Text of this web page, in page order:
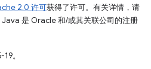
2.0 许可获得了许可。有关详情，请
Java 是 Oracle 和/或其关联公司的注册
。